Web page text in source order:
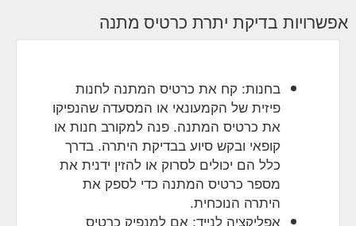
אפשרויות בדיקת יתרת כרטיס מתנה
בחנות: קח את כרטיס המתנה לחנות
פיזית של הקמעונאי או המסעדה שהנפיקו
את כרטיס המתנה. פנה למקורב חנות או
קופאי ובקש סיוע בבדיקת היתרה. בדרך
כלל הם יכולים לסרוק או להזין ידנית את
מספר כרטיס המתנה כדי לספק את
היתרה הנוכחית.
אפליקציה לנייד: אם למנפיק כרטיס